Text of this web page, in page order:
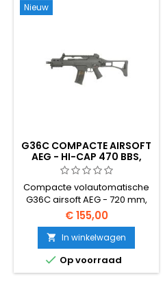
Nieuw
G36C COMPACTE AIRSOFT
AEG - HI-CAP 470 BBS,
INCLUSIEF BATTERIJ EN
OPLADER
Compacte volautomatische
G36C airsoft AEG - 720 mm,
~380 FPS, V3 versnellingsbak,
zijwaartse vouwkolf voor
CQB. Magazijn met 470 ronde
met hoge capaciteit, NiMH-
batterij van 8,4 V en lader
allemaal inbegrepen.
€ 155,00
 In winkelwagen
 Op voorraad